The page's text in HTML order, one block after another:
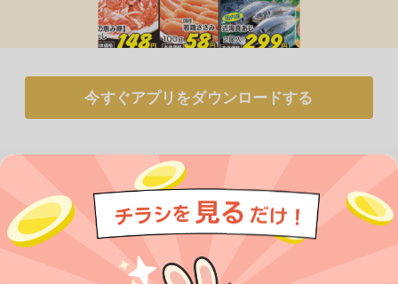
アプリでチラシを見るだけで
無料アプリでポイントを貯める
とじる
今すぐアプリをダウンロードする
プライバシーポリシー 利用規約
運営会社
サービスに関してのお問い合わせ
チラシ掲載をお考えの方
Copyright© Kurashiru, Inc. All Rights Reserved.